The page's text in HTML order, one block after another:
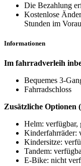
Die Bezahlung
Kostenlose
Stunden im
Informationen
Im fahrradverleih
Bequemes 3-
Fahrradschloss
Zusätzliche Optionen
Helm: verfügbar,
Kinderfahrräder:
Kindersitze:
Tandem:
E-Bike: nicht